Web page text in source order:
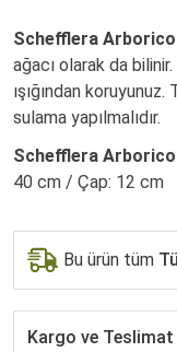
Schefflera
ağacı olarak da
ışığından
sulama yapılmalıdır.
Schefflera
40 cm / Çap: 12 cm
Bu ürün tüm
Kargo ve Teslimat